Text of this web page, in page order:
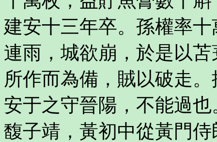
建安十三年卒。孫權率
連雨，城欲崩，於是以
所作而為備，賊以破走
安于之守晉陽，不能過
馥子靖，黃初中從黃門